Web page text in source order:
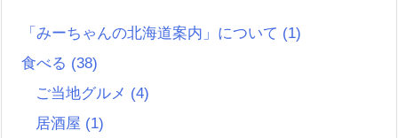
「みーちゃんの北海道案内」について (1)
食べる (38)
ご当地グルメ (4)
居酒屋 (1)